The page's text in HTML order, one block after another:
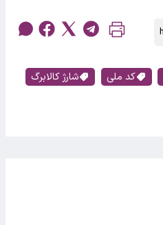
کد ملی
شارژ کالابرگ